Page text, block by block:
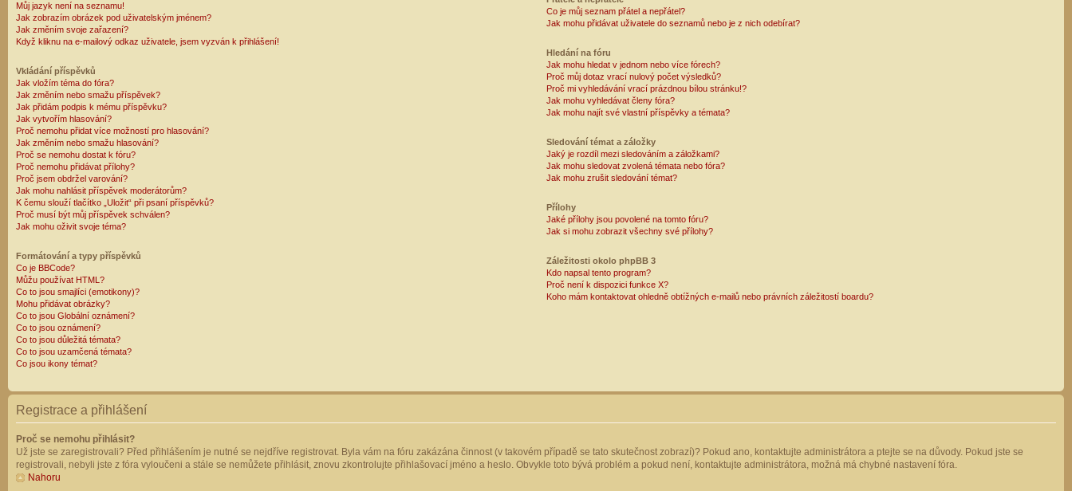
Můj jazyk není na seznamu!
Jak zobrazím obrázek pod uživatelským jménem?
Jak změním svoje zařazení?
Když kliknu na e-mailový odkaz uživatele, jsem vyzván k přihlášení!
Vkládání příspěvků
Jak vložím téma do fóra?
Jak změním nebo smažu příspěvek?
Jak přidám podpis k mému příspěvku?
Jak vytvořím hlasování?
Proč nemohu přidat více možností pro hlasování?
Jak změním nebo smažu hlasování?
Proč se nemohu dostat k fóru?
Proč nemohu přidávat přílohy?
Proč jsem obdržel varování?
Jak mohu nahlásit příspěvek moderátorům?
K čemu slouží tlačítko „Uložit“ při psaní příspěvků?
Proč musí být můj příspěvek schválen?
Jak mohu oživit svoje téma?
Formátování a typy příspěvků
Co je BBCode?
Můžu používat HTML?
Co to jsou smajlíci (emotikony)?
Mohu přidávat obrázky?
Co to jsou Globální oznámení?
Co to jsou oznámení?
Co to jsou důležitá témata?
Co to jsou uzamčená témata?
Co jsou ikony témat?
Co je můj seznam přátel a nepřátel?
Jak mohu přidávat uživatele do seznamů nebo je z nich odebírat?
Hledání na fóru
Jak mohu hledat v jednom nebo více fórech?
Proč můj dotaz vrací nulový počet výsledků?
Proč mi vyhledávání vrací prázdnou bílou stránku!?
Jak mohu vyhledávat členy fóra?
Jak mohu najít své vlastní příspěvky a témata?
Sledování témat a záložky
Jaký je rozdíl mezi sledováním a záložkami?
Jak mohu sledovat zvolená témata nebo fóra?
Jak mohu zrušit sledování témat?
Přílohy
Jaké přílohy jsou povolené na tomto fóru?
Jak si mohu zobrazit všechny své přílohy?
Záležitosti okolo phpBB 3
Kdo napsal tento program?
Proč není k dispozici funkce X?
Koho mám kontaktovat ohledně obtížných e-mailů nebo právních záležitostí boardu?
Registrace a přihlášení
Proč se nemohu přihlásit?
Už jste se zaregistrovali? Před přihlášením je nutné se nejdříve registrovat. Byla vám na fóru zakázána činnost (v takovém případě se tato skutečnost zobrazí)? Pokud ano, kontaktujte administrátora a ptejte se na důvody. Pokud jste se
registrovali, nebyli jste z fóra vyloučeni a stále se nemůžete přihlásit, znovu zkontrolujte přihlašovací jméno a heslo. Obvykle toto bývá problém a pokud není, kontaktujte administrátora, možná má chybné nastavení fóra.
Nahoru